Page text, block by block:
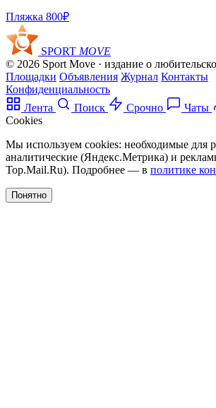
Пляжка 800₽
SPORT MOVE
© 2026 Sport Move · издание о
Площадки Объявления Журнал Контакты
Конфиденциальность
Лента
Поиск Срочно Чаты
Cookies
Мы используем cookies: необходимые для
аналитические (Яндекс.Метрика) и
Top.Mail.Ru). Подробнее — в политике
Понятно